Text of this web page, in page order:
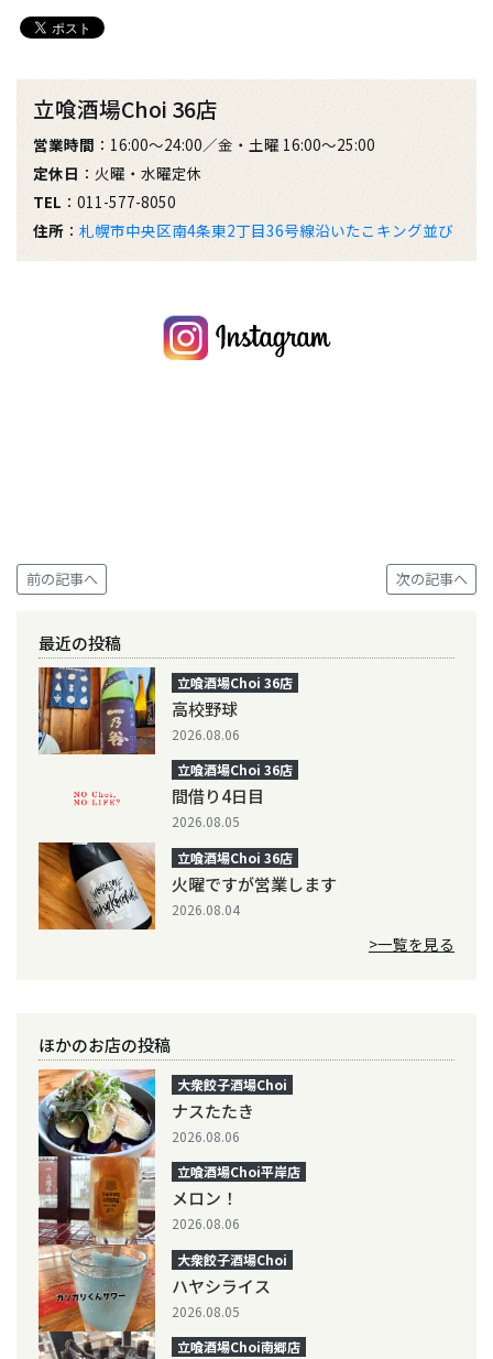
立喰酒場Choi 36店
営業時間 ：16:00～24:00／金・土曜 16:00～25:00
定休日 ：火曜・水曜定休
TEL ：011-577-8050
住所 ： 札幌市中央区南4条東2丁目36号線沿いたこキング並び
前の記事へ 次の記事へ
最近の投稿
立喰酒場Choi 36店
高校野球
2026.08.06
立喰酒場Choi 36店
間借り4日目
2026.08.05
立喰酒場Choi 36店
火曜ですが営業します
2026.08.04
>一覧を見る
ほかのお店の投稿
大衆餃子酒場Choi
ナスたたき
2026.08.06
立喰酒場Choi平岸店
メロン！
2026.08.06
大衆餃子酒場Choi
ハヤシライス
2026.08.05
立喰酒場Choi南郷店